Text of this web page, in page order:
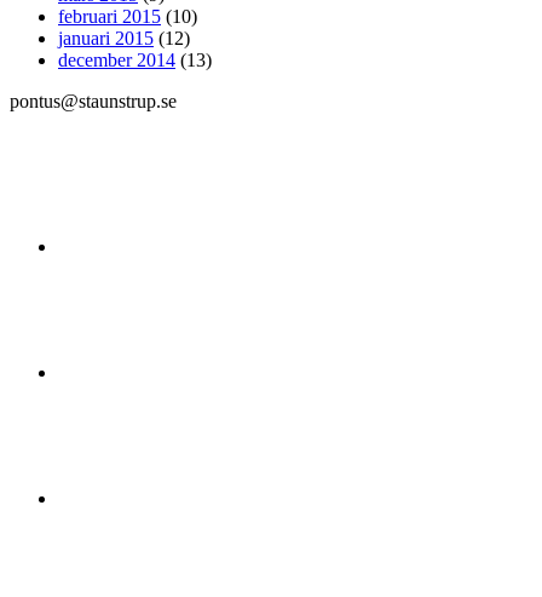
februari 2015 (10)
januari 2015 (12)
december 2014 (13)
pontus@staunstrup.se